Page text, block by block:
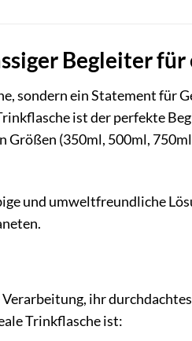
Begleiter für
sondern ein Statement für
ist der perfekte
Größen (350ml, 500ml,
und umweltfreundliche
ihr
Trinkflasche ist: